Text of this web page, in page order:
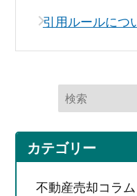
引用ルールにつ
カテゴリー
不動産売却コラム